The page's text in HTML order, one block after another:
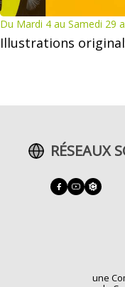
Du Mardi 4 au Samedi 29
Illustrations
RÉSEAUX
une